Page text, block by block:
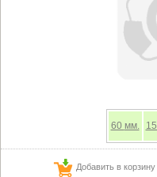
60 мм. 15
Добавить в корзину